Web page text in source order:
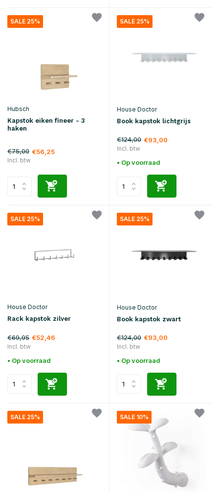
SALE 25%
Hubsch
Kapstok eiken fineer - 3
haken
€75,00 €56,25
Incl. btw
SALE 25%
House Doctor
Book kapstok lichtgrijs
€124,00 €93,00
Incl. btw
• Op voorraad
SALE 25%
House Doctor
Rack kapstok zilver
€69,95 €52,46
Incl. btw
• Op voorraad
SALE 25%
House Doctor
Book kapstok zwart
€124,00 €93,00
Incl. btw
• Op voorraad
SALE 25% SALE 10%